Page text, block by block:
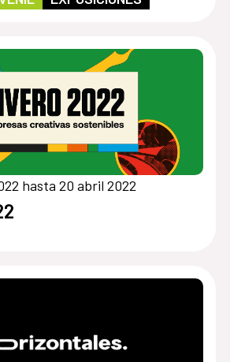
hasta 20 abril 2022